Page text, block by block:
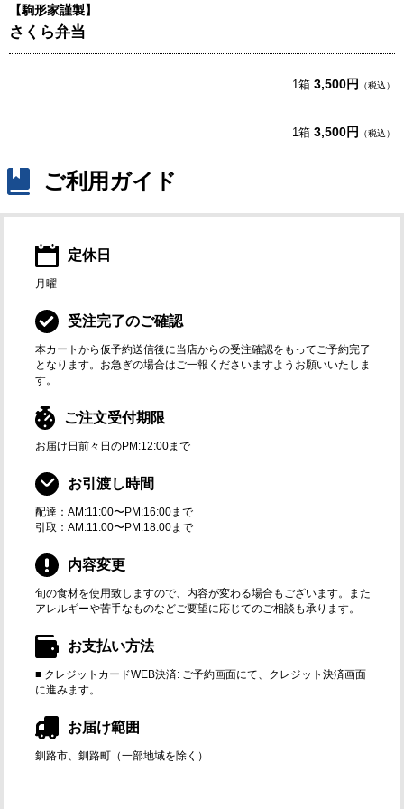
【駒形家謹製】
さくら弁当
1箱 3,500円 （税込）
1箱 3,500円 （税込）
ご利用ガイド
定休日
月曜
受注完了のご確認
本カートから仮予約送信後に当店からの受注確認をもってご予約完了
となります。お急ぎの場合はご一報くださいますようお願いいたしま
す。
ご注文受付期限
お届け日前々日のPM:12:00まで
お引渡し時間
配達：AM:11:00〜PM:16:00まで
引取：AM:11:00〜PM:18:00まで
内容変更
旬の食材を使用致しますので、内容が変わる場合もございます。また
アレルギーや苦手なものなどご要望に応じてのご相談も承ります。
お支払い方法
■ クレジットカードWEB決済: ご予約画面にて、クレジット決済画面
に進みます。
お届け範囲
釧路市、釧路町（一部地域を除く）